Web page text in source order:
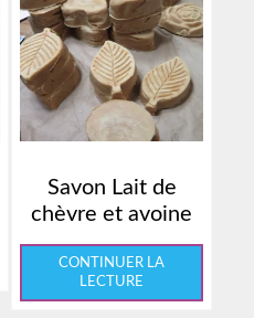
Savon Lait de
chèvre et avoine
CONTINUER LA
LECTURE